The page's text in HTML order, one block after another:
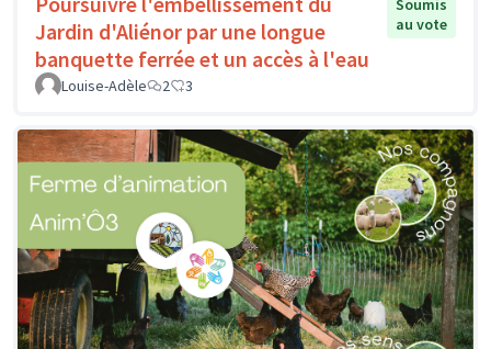
Jardin d'Aliénor par une longue
banquette ferrée et un accès à l'eau
Soumis
au vote
Louise-Adèle 2 3